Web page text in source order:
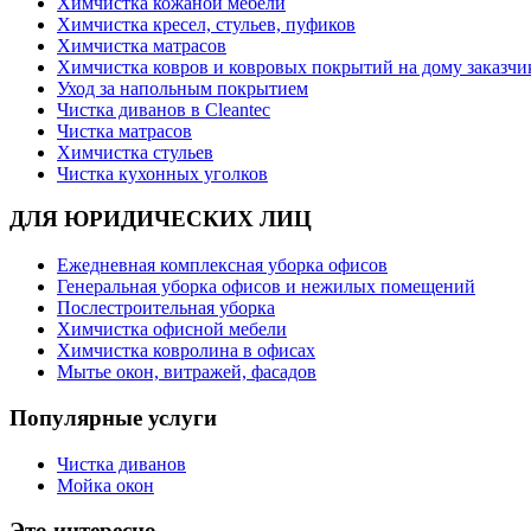
Химчистка кресел, стульев, пуфиков
Химчистка матрасов
Химчистка ковров и ковровых покрытий на дому
Уход за напольным покрытием
Чистка диванов в Cleantec
Чистка матрасов
Химчистка стульев
Чистка кухонных уголков
ДЛЯ ЮРИДИЧЕСКИХ ЛИЦ
Ежедневная комплексная уборка офисов
Генеральная уборка офисов и нежилых помещений
Послестроительная уборка
Химчистка офисной мебели
Химчистка ковролина в офисах
Мытье окон, витражей, фасадов
Популярные услуги
Чистка диванов
Мойка окон